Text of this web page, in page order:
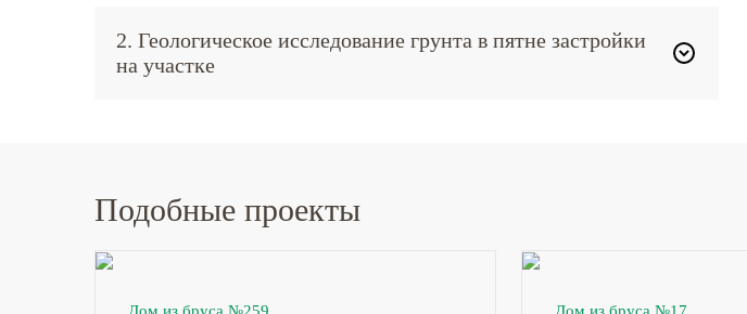
2. Геологическое исследование грунта в пятне застройки
на участке
Подобные проекты